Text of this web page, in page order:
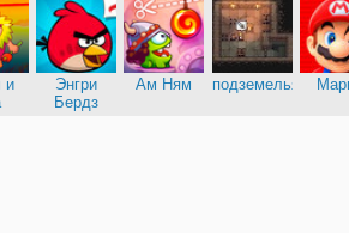
и
Энгри
Бердз
Ам Ням подземелья